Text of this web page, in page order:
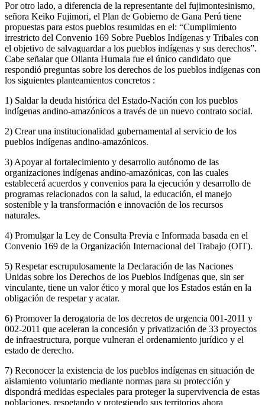
Por otro lado, a diferencia de la representante del fujimontesinismo,
señora Keiko Fujimori, el Plan de Gobierno de Gana Perú tiene
propuestas para estos pueblos resumidas en el: “Cumplimiento
irrestricto del Convenio 169 Sobre Pueblos Indígenas y Tribales con
el objetivo de salvaguardar a los pueblos indígenas y sus derechos”.
Cabe señalar que Ollanta Humala fue el único candidato que
respondió preguntas sobre los derechos de los pueblos indígenas con
los siguientes planteamientos concretos :
1) Saldar la deuda histórica del Estado-Nación con los pueblos
indígenas andino-amazónicos a través de un nuevo contrato social.
2) Crear una institucionalidad gubernamental al servicio de los
pueblos indígenas andino-amazónicos.
3) Apoyar al fortalecimiento y desarrollo autónomo de las
organizaciones indígenas andino-amazónicas, con las cuales
establecerá acuerdos y convenios para la ejecución y desarrollo de
programas relacionados con la salud, la educación, el manejo
sostenible y la transformación e innovación de los recursos
naturales.
4) Promulgar la Ley de Consulta Previa e Informada basada en el
Convenio 169 de la Organización Internacional del Trabajo (OIT).
5) Respetar escrupulosamente la Declaración de las Naciones
Unidas sobre los Derechos de los Pueblos Indígenas que, sin ser
vinculante, tiene un valor ético y moral que los Estados están en la
obligación de respetar y acatar.
6) Promover la derogatoria de los decretos de urgencia 001-2011 y
002-2011 que aceleran la concesión y privatización de 33 proyectos
de infraestructura, porque vulneran el ordenamiento jurídico y el
estado de derecho.
7) Reconocer la existencia de los pueblos indígenas en situación de
aislamiento voluntario mediante normas para su protección y
dispondrá medidas especiales para proteger la supervivencia de estas
poblaciones, respetando y protegiendo sus territorios ahora